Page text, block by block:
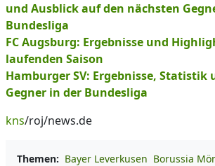
und Ausblick auf den nächsten
Bundesliga
FC Augsburg: Ergebnisse und
laufenden Saison
Hamburger SV: Ergebnisse, Statistik
Gegner in der Bundesliga
kns/roj/news.de
Themen: Bayer Leverkusen Borussia